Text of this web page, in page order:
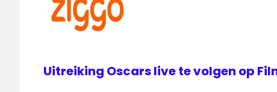
Uitreiking Oscars live te volgen op